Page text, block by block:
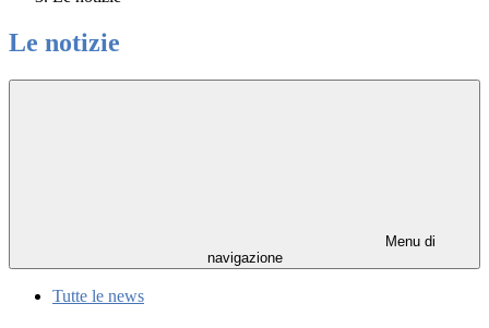
Le notizie
Menu di
navigazione
Tutte le news